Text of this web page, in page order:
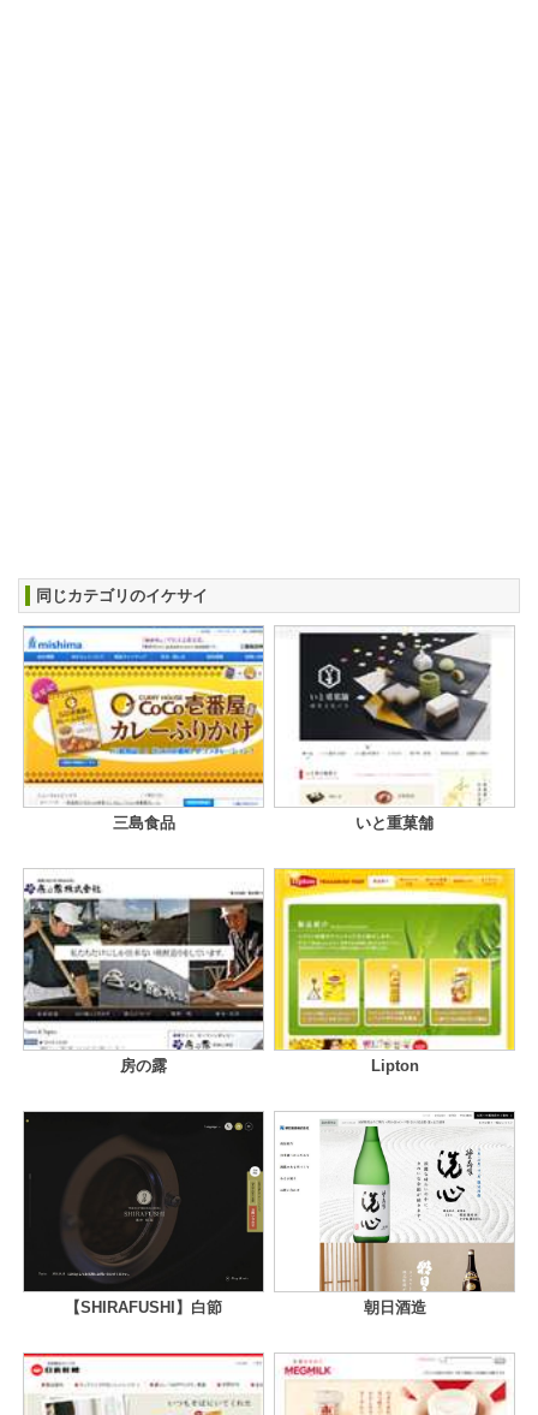
同じカテゴリのイケサイ
三島食品 いと重菓舗
房の露 Lipton
【SHIRAFUSHI】白節 朝日酒造